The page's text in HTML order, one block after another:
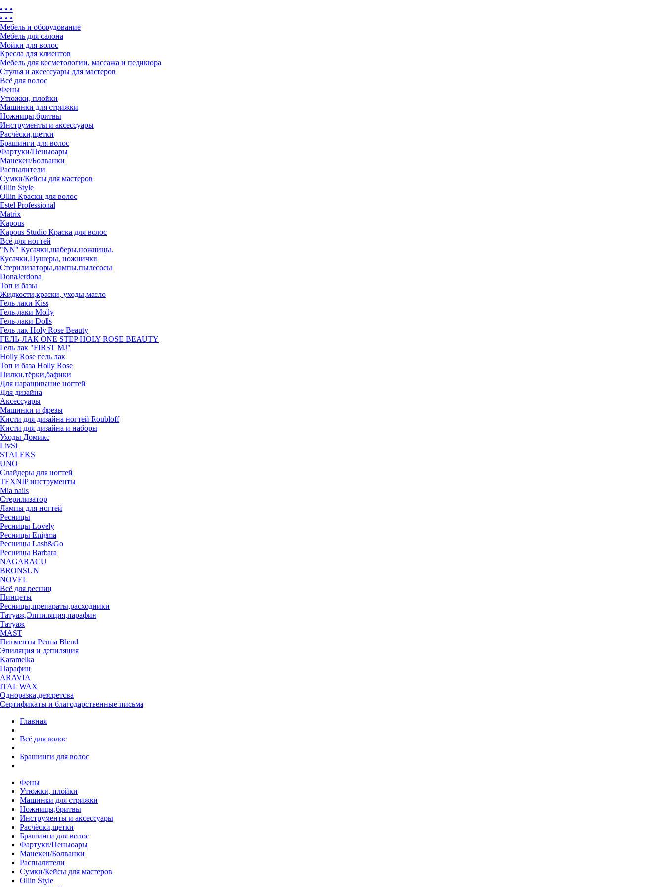
• • •
• • •
Мебель и оборудование
Мебель для салона
Мойки для волос
Кресла для клиентов
Мебель для косметологии, массажа и педикюра
Стулья и аксессуары для мастеров
Всё для волос
Фены
Утюжки, плойки
Машинки для стрижки
Ножницы,бритвы
Инструменты и аксессуары
Расчёски,щетки
Брашинги для волос
Фартуки/Пеньюары
Манекен/Болванки
Распылители
Сумки/Кейсы для мастеров
Ollin Style
Ollin Краски для волос
Estel Professional
Matrix
Kapous
Kapous Studio Краска для волос
Всё для ногтей
"NN" Кусачки,шаберы,ножницы.
Кусачки,Пушеры, ножнички
Стерилизаторы,лампы,пылесосы
DonaJerdona
Топ и базы
Жидкости,краски, уходы,масло
Гель лаки Kiss
Гель-лаки Molly
Гель-лаки Dolls
Гель лак Holy Rose Beauty
ГЕЛЬ-ЛАК ONE STEP HOLY ROSE BEAUTY
Гель лак "FIRST MJ"
Нolly Rose гель лак
Топ и база Нolly Rose
Пилки,тёрки,бафики
Для наращивание ногтей
Для дизайна
Аксессуары
Машинки и фрезы
Кисти для дизайна ногтей Roubloff
Кисти для дизайна и наборы
Уходы Домикс
LivSi
STALEKS
UNO
Слайдеры для ногтей
TEXNIP инструменты
Mia nails
Стерилизатор
Лампы для ногтей
Ресницы
Ресницы Lovely
Ресницы Enigma
Ресницы Lash&Go
Ресницы Barbara
NAGARACU
BRONSUN
NOVEL
Всё для ресниц
Пинцеты
Ресницы,препараты,расходники
Татуаж,Эппиляция,парафин
Татуаж
MAST
Пигменты Perma Blend
Эпиляция и депиляция
Karamelka
Парафин
ARAVIA
ITAL WAX
Одноразка,дезсретсва
Сертификаты и благодарственные письма
Главная
Всё для волос
Брашинги для волос
Фены
Утюжки, плойки
Машинки для стрижки
Ножницы,бритвы
Инструменты и аксессуары
Расчёски,щетки
Брашинги для волос
Фартуки/Пеньюары
Манекен/Болванки
Распылители
Сумки/Кейсы для мастеров
Ollin Style